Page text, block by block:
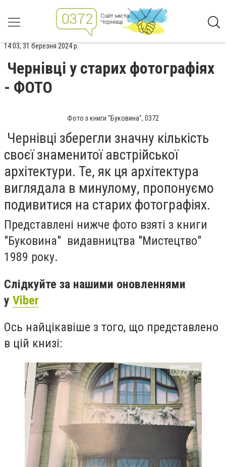
14:03, 31 березня 2024 р.
Чернівці у старих фотографіях
- ФОТО
Фото з книги "Буковина", 0372
Чернівці зберегли значну кількість
своєї знаменитої австрійської
архітектури. Те, як ця архітектура
виглядала в минулому, пропонуємо
подивитися на старих фотографіях.
Представлені нижче фото взяті з книги
"Буковина" видавництва "Мистецтво"
1989 року.
Слідкуйте за нашими оновленнями
у Viber
Ось найцікавіше з того, що представлено
в цій книзі: